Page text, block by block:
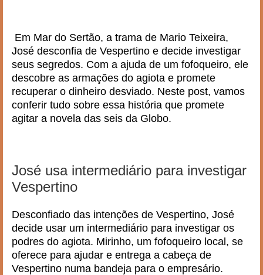
Em Mar do Sertão, a trama de Mario Teixeira,
José desconfia de Vespertino e decide investigar
seus segredos. Com a ajuda de um fofoqueiro, ele
descobre as armações do agiota e promete
recuperar o dinheiro desviado. Neste post, vamos
conferir tudo sobre essa história que promete
agitar a novela das seis da Globo.
José usa intermediário para investigar
Vespertino
Desconfiado das intenções de Vespertino, José
decide usar um intermediário para investigar os
podres do agiota. Mirinho, um fofoqueiro local, se
oferece para ajudar e entrega a cabeça de
Vespertino numa bandeja para o empresário.